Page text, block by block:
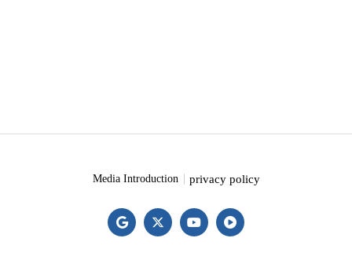
Media Introduction privacy policy